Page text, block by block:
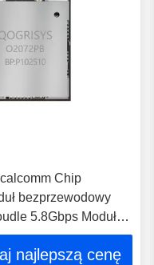
Chip
bezprzewodowy
5.8Gbps Moduły
najlepszą cenę